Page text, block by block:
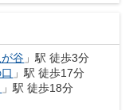
谷 」駅 徒歩3分
」駅 徒歩17分
」駅 徒歩18分